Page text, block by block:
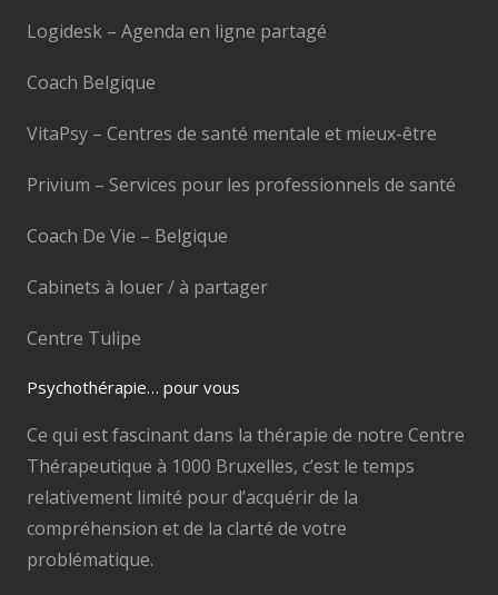
Logidesk – Agenda en ligne partagé
Coach Belgique
VitaPsy – Centres de santé mentale et mieux-être
Privium – Services pour les professionnels de santé
Coach De Vie – Belgique
Cabinets à louer / à partager
Centre Tulipe
Psychothérapie… pour vous
Ce qui est fascinant dans la thérapie de notre Centre
Thérapeutique à 1000 Bruxelles, c’est le temps
relativement limité pour d’acquérir de la
compréhension et de la clarté de votre
problématique.